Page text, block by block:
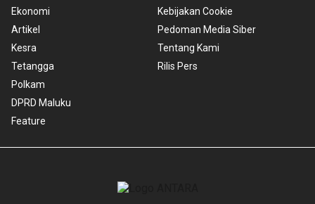
Ekonomi
Artikel
Kesra
Tetangga
Polkam
DPRD Maluku
Feature
Kebijakan Cookie
Pedoman Media Siber
Tentang Kami
Rilis Pers